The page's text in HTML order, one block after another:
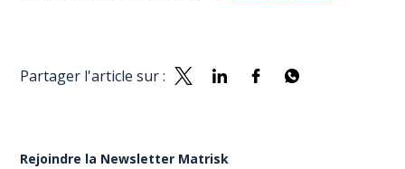
Partager l'article sur :
Rejoindre la Newsletter Matrisk